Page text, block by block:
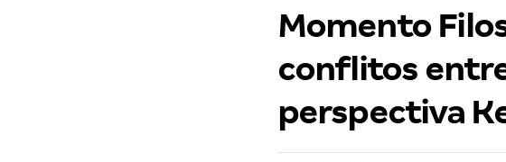
Momento
conflitos
perspectiva